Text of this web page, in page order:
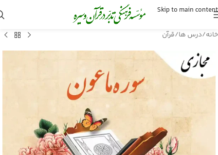
Skip to main content
خانه/درس ها/قرآن